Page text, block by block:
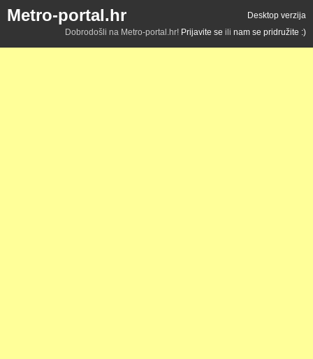
Metro-portal.hr
Desktop verzija
Dobrodošli na Metro-portal.hr! Prijavite se ili nam se pridružite :)